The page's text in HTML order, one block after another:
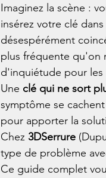
Imaginez la scène :
insérez votre clé
désespérément
plus fréquente qu'on
d'inquiétude pour les
Une clé qui ne sort
symptôme se
pour apporter la
Chez 3DSerrure
type de problème
Ce guide complet